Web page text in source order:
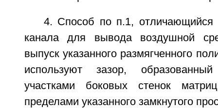
4. Способ по п.1, отличающийся
канала для вывода воздушной
выпуск указанного размягченного
используют зазор,
участками боковых стенок
пределами указанного замкнутого